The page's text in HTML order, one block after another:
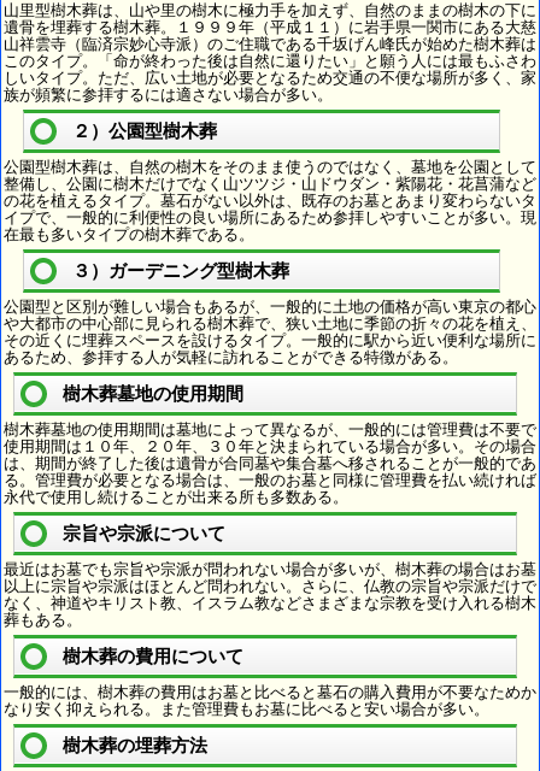
山里型樹木葬は、山や里の樹木に極力手を加えず、自然のままの樹木の下に
遺骨を埋葬する樹木葬。１９９９年（平成１１）に岩手県一関市にある大慈
山祥雲寺（臨済宗妙心寺派）のご住職である千坂げん峰氏が始めた樹木葬は
このタイプ。「命が終わった後は自然に還りたい」と願う人には最もふさわ
しいタイプ。ただ、広い土地が必要となるため交通の不便な場所が多く、家
族が頻繁に参拝するには適さない場合が多い。
２）公園型樹木葬
公園型樹木葬は、自然の樹木をそのまま使うのではなく、墓地を公園として
整備し、公園に樹木だけでなく山ツツジ・山ドウダン・紫陽花・花菖蒲など
の花を植えるタイプ。墓石がない以外は、既存のお墓とあまり変わらないタ
イプで、一般的に利便性の良い場所にあるため参拝しやすいことが多い。現
在最も多いタイプの樹木葬である。
３）ガーデニング型樹木葬
公園型と区別が難しい場合もあるが、一般的に土地の価格が高い東京の都心
や大都市の中心部に見られる樹木葬で、狭い土地に季節の折々の花を植え、
その近くに埋葬スペースを設けるタイプ。一般的に駅から近い便利な場所に
あるため、参拝する人が気軽に訪れることができる特徴がある。
樹木葬墓地の使用期間
樹木葬墓地の使用期間は墓地によって異なるが、一般的には管理費は不要で
使用期間は１０年、２０年、３０年と決まられている場合が多い。その場合
は、期間が終了した後は遺骨が合同墓や集合墓へ移されることが一般的であ
る。管理費が必要となる場合は、一般のお墓と同様に管理費を払い続ければ
永代で使用し続けることが出来る所も多数ある。
宗旨や宗派について
最近はお墓でも宗旨や宗派が問われない場合が多いが、樹木葬の場合はお墓
以上に宗旨や宗派はほとんど問われない。さらに、仏教の宗旨や宗派だけで
なく、神道やキリスト教、イスラム教などさまざまな宗教を受け入れる樹木
葬もある。
樹木葬の費用について
一般的には、樹木葬の費用はお墓と比べると墓石の購入費用が不要なためか
なり安く抑えられる。また管理費もお墓に比べると安い場合が多い。
樹木葬の埋葬方法